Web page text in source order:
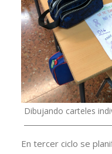
Dibujando carteles
En tercer ciclo se